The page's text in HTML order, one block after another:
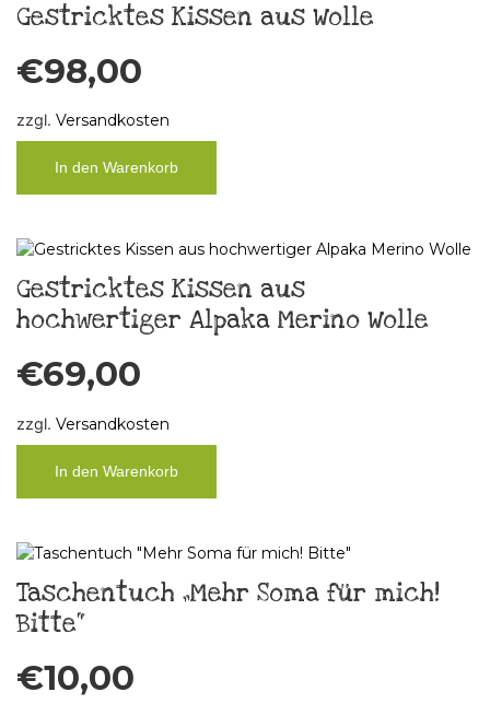
Gestricktes Kissen aus Wolle
€98,00
zzgl. Versandkosten
In den Warenkorb
Gestricktes Kissen aus
hochwertiger Alpaka Merino Wolle
€69,00
zzgl. Versandkosten
In den Warenkorb
Taschentuch „Mehr Soma für mich!
Bitte“
€10,00